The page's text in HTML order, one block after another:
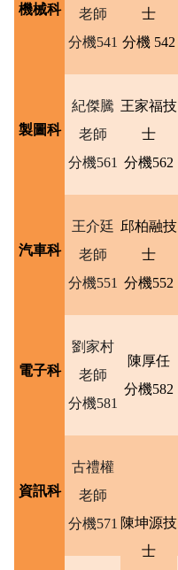
機械科
老師
分機541
士
分機 542
製圖科
紀傑騰
老師
分機561
王家福技
士
分機562
汽車科
王介廷
老師
分機551
邱柏融技
士
分機552
電子科
劉家村
老師
分機581
陳厚任
分機582
資訊科
古禮權
老師
分機571 陳坤源技
士